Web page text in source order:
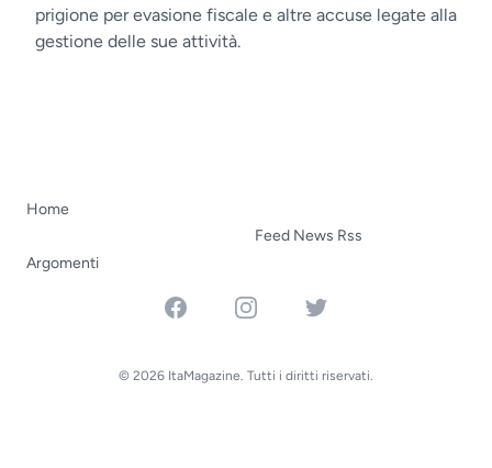
prigione per evasione fiscale e altre accuse legate alla
gestione delle sue attività.
Home
Argomenti
Feed News Rss
FacebookInstagramTwitter
© 2026 ItaMagazine. Tutti i diritti riservati.